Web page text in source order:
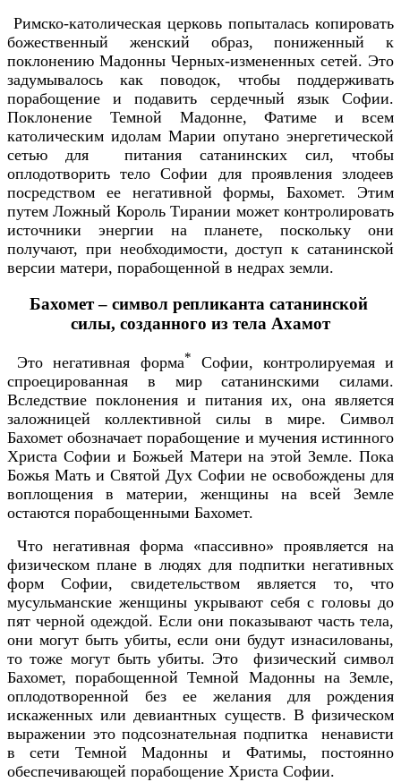
Римско-католическая церковь попыталась копировать
божественный женский образ, пониженный к
поклонению Мадонны Черных-измененных сетей. Это
задумывалось как поводок, чтобы поддерживать
порабощение и подавить сердечный язык Софии.
Поклонение Темной Мадонне, Фатиме и всем
католическим идолам Марии опутано энергетической
сетью для питания сатанинских сил, чтобы
оплодотворить тело Софии для проявления злодеев
посредством ее негативной формы, Бахомет. Этим
путем Ложный Король Тирании может контролировать
источники энергии на планете, поскольку они
получают, при необходимости, доступ к сатанинской
версии матери, порабощенной в недрах земли.
Бахомет – символ репликанта сатанинской
силы, созданного из тела Ахамот
Это негативная форма*
Софии, контролируемая и
спроецированная в мир сатанинскими силами.
Вследствие поклонения и питания их, она является
заложницей коллективной силы в мире. Символ
Бахомет обозначает порабощение и мучения истинного
Христа Софии и Божьей Матери на этой Земле. Пока
Божья Мать и Святой Дух Софии не освобождены для
воплощения в материи, женщины на всей Земле
остаются порабощенными Бахомет.
Что негативная форма «пассивно» проявляется на
физическом плане в людях для подпитки негативных
форм Софии, свидетельством является то, что
мусульманские женщины укрывают себя с головы до
пят черной одеждой. Если они показывают часть тела,
они могут быть убиты, если они будут изнасилованы,
то тоже могут быть убиты. Это физический символ
Бахомет, порабощенной Темной Мадонны на Земле,
оплодотворенной без ее желания для рождения
искаженных или девиантных существ. В физическом
выражении это подсознательная подпитка ненависти
в сети Темной Мадонны и Фатимы, постоянно
обеспечивающей порабощение Христа Софии.